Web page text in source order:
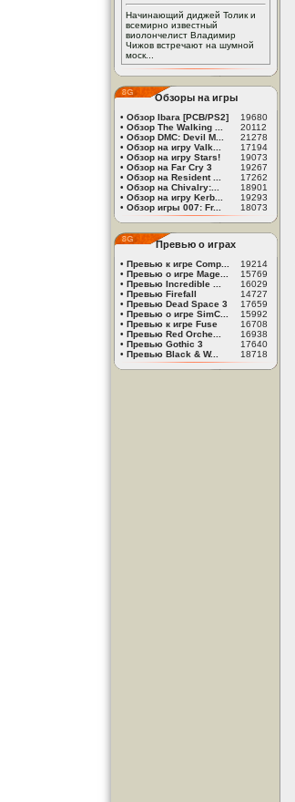
Начинающий диджей Толик и
всемирно известный
виолончелист Владимир
Чижов встречают на шумной
моск...
Обзоры на игры
• Обзор Ibara [PCB/PS2]
19680
• Обзор The Walking ...
20112
• Обзор DMC: Devil M...
21278
• Обзор на игру Valk...
17194
• Обзор на игру Stars!
19073
• Обзор на Far Cry 3
19267
• Обзор на Resident ...
17262
• Обзор на Chivalry:...
18901
• Обзор на игру Kerb...
19293
• Обзор игры 007: Fr... 18073
Превью о играх
• Превью к игре Comp...
19214
• Превью о игре Mage...
15769
• Превью Incredible ...
16029
• Превью Firefall
14727
• Превью Dead Space 3
17659
• Превью о игре SimC...
15992
• Превью к игре Fuse
16708
• Превью Red Orche...
16938
• Превью Gothic 3
17640
• Превью Black & W... 18718